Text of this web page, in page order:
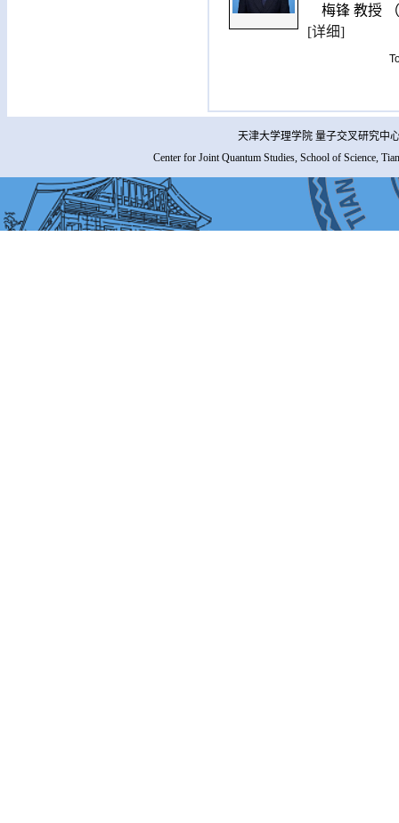
梅锋 教授 （
[详细]
天津大学理学院 量子交叉研究中
Center for Joint Quantum Studies, School of Science,